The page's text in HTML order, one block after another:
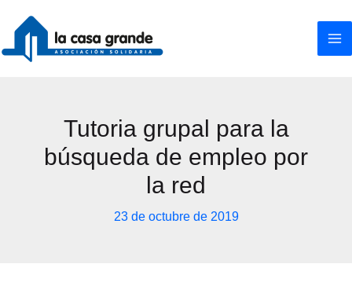
contenido
Tutoria grupal para la
búsqueda de empleo por
la red
23 de octubre de 2019